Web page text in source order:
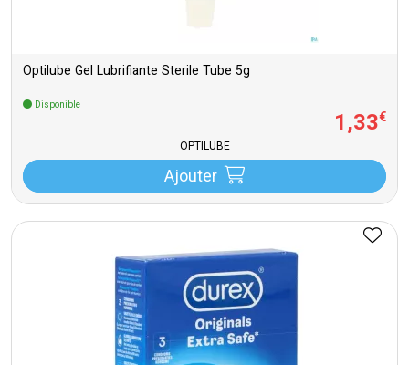
Optilube Gel Lubrifiante Sterile Tube 5g
Disponible
1,33€
OPTILUBE
Ajouter